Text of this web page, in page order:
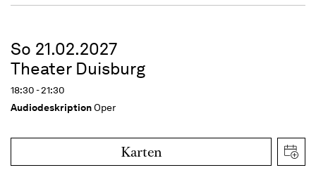
So 21.02.2027
Theater Duisburg
18:30 - 21:30
AudiodeskriptionOper
Karten